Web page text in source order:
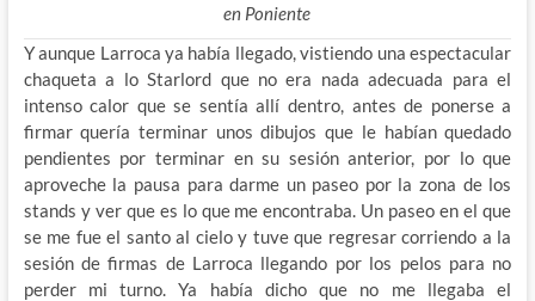
en Poniente
Y aunque Larroca ya había llegado, vistiendo una espectacular
chaqueta a lo Starlord que no era nada adecuada para el
intenso calor que se sentía allí dentro, antes de ponerse a
firmar quería terminar unos dibujos que le habían quedado
pendientes por terminar en su sesión anterior, por lo que
aproveche la pausa para darme un paseo por la zona de los
stands y ver que es lo que me encontraba. Un paseo en el que
se me fue el santo al cielo y tuve que regresar corriendo a la
sesión de firmas de Larroca llegando por los pelos para no
perder mi turno. Ya había dicho que no me llegaba el